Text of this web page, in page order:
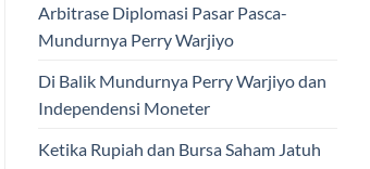
Arbitrase Diplomasi Pasar Pasca-
Mundurnya Perry Warjiyo
Di Balik Mundurnya Perry Warjiyo dan
Independensi Moneter
Ketika Rupiah dan Bursa Saham Jatuh